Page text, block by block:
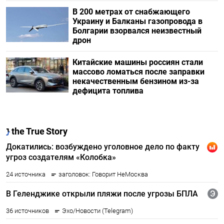
В 200 метрах от снабжающего
Украину и Балканы газопровода в
Болгарии взорвался неизвестный
дрон
Китайские машины россиян стали
массово ломаться после заправки
некачественным бензином из-за
дефицита топлива